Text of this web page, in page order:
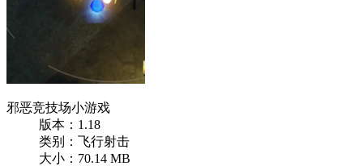
邪恶竞技场小游戏
版本：1.18
类别：飞行射击
大小：70.14 MB